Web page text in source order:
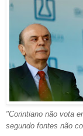
"Corintiano não vota
segundo fontes não